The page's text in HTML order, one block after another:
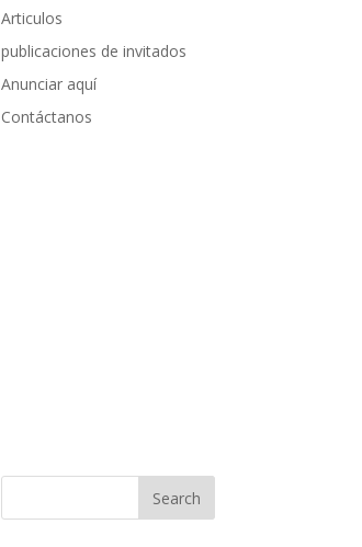
Articulos
publicaciones de invitados
Anunciar aquí
Contáctanos